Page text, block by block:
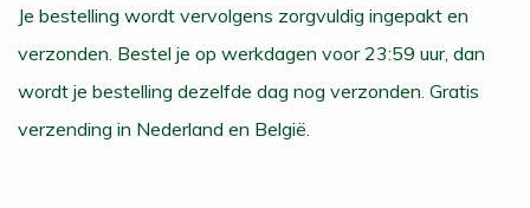
Je bestelling wordt vervolgens zorgvuldig ingepakt en
verzonden. Bestel je op werkdagen voor 23:59 uur, dan
wordt je bestelling dezelfde dag nog verzonden. Gratis
verzending in Nederland en België.